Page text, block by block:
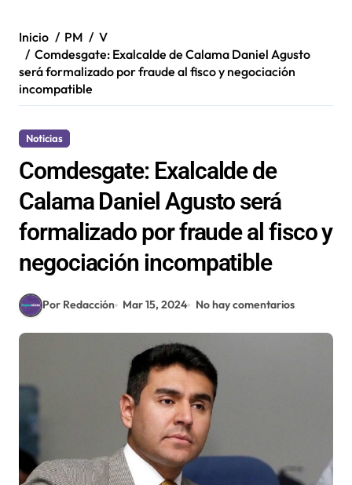
Inicio PM
V
Comdesgate: Exalcalde de Calama Daniel Agusto
será formalizado por fraude al fisco y negociación
incompatible
Noticias
Comdesgate: Exalcalde de
Calama Daniel Agusto será
formalizado por fraude al fisco y
negociación incompatible
Por Redacción Mar 15, 2024 No hay comentarios